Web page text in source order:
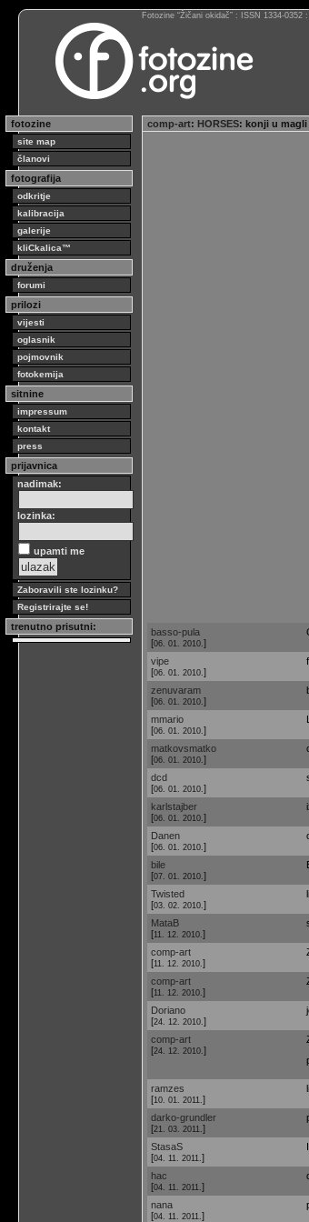
Fotozine “Žičani okidač” : ISSN 1334-0352
fotozine
site map
članovi
fotografija
odkritje
kalibracija
galerije
kliCkalica™
druženja
forumi
prilozi
vijesti
oglasnik
pojmovnik
fotokemija
sitnine
impressum
kontakt
press
prijavnica
nadimak:
lozinka:
upamti me
Zaboravili ste lozinku?
Registrirajte se!
trenutno prisutni:
comp-art: HORSES: konji u
basso-pula
[06. 01. 2010. ]
vipe
[06. 01. 2010. ]
zenuvaram
[06. 01. 2010. ]
mmario
[06. 01. 2010. ]
matkovsmatko
[06. 01. 2010. ]
dcd
[06. 01. 2010. ]
karlstajber
[06. 01. 2010. ]
Danen
[06. 01. 2010. ]
bile
[07. 01. 2010. ]
Twisted
[03. 02. 2010. ]
MataB
[11. 12. 2010. ]
comp-art
[11. 12. 2010. ]
comp-art
[11. 12. 2010. ]
Doriano
[24. 12. 2010. ]
comp-art
[24. 12. 2010. ]
ramzes
[10. 01. 2011. ]
darko-grundler
[21. 03. 2011. ]
StasaS
[04. 11. 2011. ]
hac
[04. 11. 2011. ]
nana
[04. 11. 2011. ]